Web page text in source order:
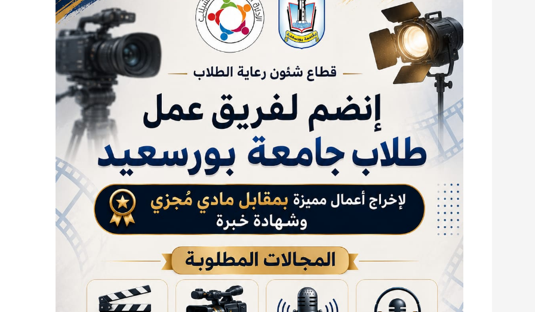
تطلق
باب
التقديم
لفريق
العمل
الطلابي
في
مختلف
المجالات
الإبداعية
والإعلامية